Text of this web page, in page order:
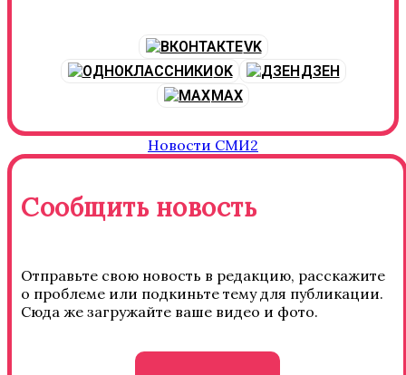
VK
OK
ДЗЕН
MAX
Новости СМИ2
Сообщить новость
Отправьте свою новость в редакцию, расскажите
о проблеме или подкиньте тему для публикации.
Сюда же загружайте ваше видео и фото.